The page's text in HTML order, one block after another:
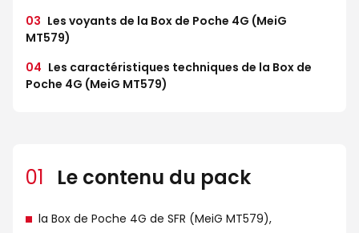
03 Les voyants de la Box de Poche 4G (MeiG
MT579)
04 Les caractéristiques techniques de la Box de
Poche 4G (MeiG MT579)
01 Le contenu du pack
la Box de Poche 4G de SFR (MeiG MT579),